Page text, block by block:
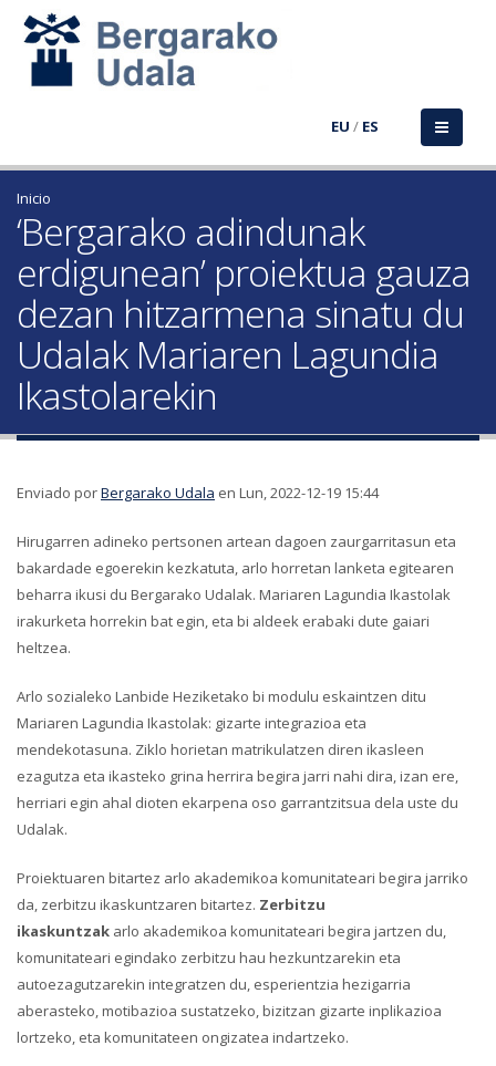
EU / ES
Inicio
‘Bergarako adindunak
erdigunean’ proiektua gauza
dezan hitzarmena sinatu du
Udalak Mariaren Lagundia
Ikastolarekin
Enviado porBergarako Udala en Lun, 2022-12-19 15:44
Hirugarren adineko pertsonen artean dagoen zaurgarritasun eta
bakardade egoerekin kezkatuta, arlo horretan lanketa egitearen
beharra ikusi du Bergarako Udalak. Mariaren Lagundia Ikastolak
irakurketa horrekin bat egin, eta bi aldeek erabaki dute gaiari
heltzea.
Arlo sozialeko Lanbide Heziketako bi modulu eskaintzen ditu
Mariaren Lagundia Ikastolak: gizarte integrazioa eta
mendekotasuna. Ziklo horietan matrikulatzen diren ikasleen
ezagutza eta ikasteko grina herrira begira jarri nahi dira, izan ere,
herriari egin ahal dioten ekarpena oso garrantzitsua dela uste du
Udalak.
Proiektuaren bitartez arlo akademikoa komunitateari begira jarriko
da, zerbitzu ikaskuntzaren bitartez. Zerbitzu
ikaskuntzak arlo akademikoa komunitateari begira jartzen du,
komunitateari egindako zerbitzu hau hezkuntzarekin eta
autoezagutzarekin integratzen du, esperientzia hezigarria
aberasteko, motibazioa sustatzeko, bizitzan gizarte inplikazioa
lortzeko, eta komunitateen ongizatea indartzeko.